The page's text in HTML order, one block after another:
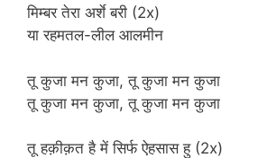
मिम्बर तेरा अर्शे बरी (2x)
या रहमतल-लील आलमीन
तू कुजा मन कुजा, तू कुजा मन कुजा
तू कुजा मन कुजा, तू कुजा मन कुजा
तू हक़ीक़त है में सिर्फ ऐहसास हु (2x)